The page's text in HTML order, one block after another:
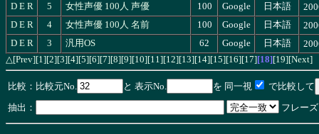
D E R 5 女性声優 100人 声優 100 Google 日本語
D E R 4 女性声優 100人 名前 100 Google 日本語
D E R 3 汎用OS 62 Google 日本語
△[Prev][1][2][3][4][5][6][7][8][9][10][11][12][13][14][15][16][17][18][19][Next]
比較：比較元No. と 表示No. を 同一視 で比較して
抽出： フレーズ